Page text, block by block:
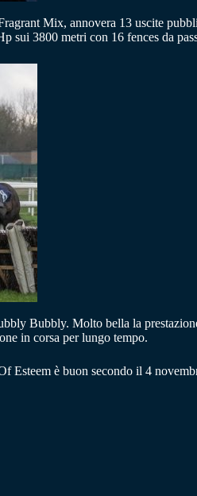
Mix, annovera 13 uscite
sui 3800 metri con 16 fences da
Bubbly. Molto bella la
in corsa per lungo tempo.
Esteem è buon secondo il 4